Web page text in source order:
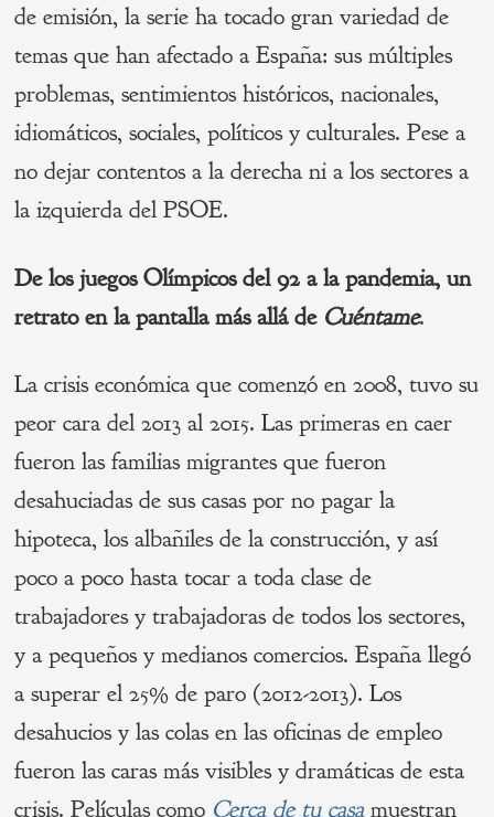
de emisión, la serie ha tocado gran variedad de
temas que han afectado a España: sus múltiples
problemas, sentimientos históricos, nacionales,
idiomáticos, sociales, políticos y culturales. Pese a
no dejar contentos a la derecha ni a los sectores a
la izquierda del PSOE.
De los juegos Olímpicos del 92 a la pandemia, un
retrato en la pantalla más allá de Cuéntame.
La crisis económica que comenzó en 2008, tuvo su
peor cara del 2013 al 2015. Las primeras en caer
fueron las familias migrantes que fueron
desahuciadas de sus casas por no pagar la
hipoteca, los albañiles de la construcción, y así
poco a poco hasta tocar a toda clase de
trabajadores y trabajadoras de todos los sectores,
y a pequeños y medianos comercios. España llegó
a superar el 25% de paro (2012-2013). Los
desahucios y las colas en las oficinas de empleo
fueron las caras más visibles y dramáticas de esta
crisis. Películas como Cerca de tu casamuestran